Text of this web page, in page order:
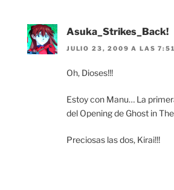
Asuka_Strikes_Back!
JULIO 23, 2009 A LAS
Oh, Dioses!!!
Estoy con Manu… La
del Opening de Ghost in
Preciosas las dos, Kirai!!!